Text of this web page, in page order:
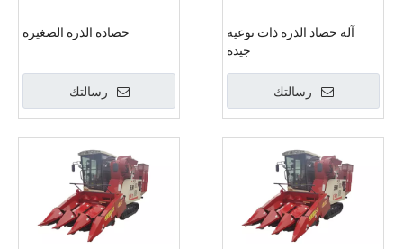
حصادة الذرة الصغيرة
رسالتك
آلة حصاد الذرة ذات نوعية
جيدة
رسالتك